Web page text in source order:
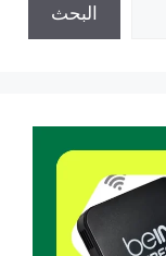
البحث